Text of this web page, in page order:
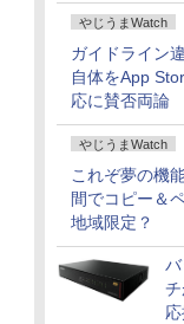
やじうまWatch
ガイドライン
自体をApp
応に賛否両論
やじうまWatch
これぞ夢の機
間でコピー＆
地域限定？